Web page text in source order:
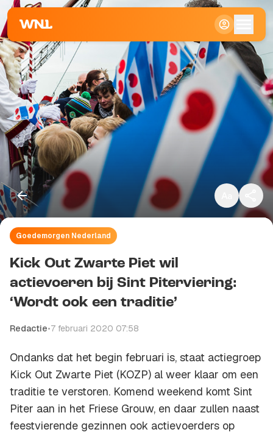
Klein
Standaard
Groot
Goedemorgen Nederland
Kick Out Zwarte Piet wil
actievoeren bij Sint Piterviering:
‘Wordt ook een traditie’
Redactie•7 februari 2020 07:58
Ondanks dat het begin februari is, staat actiegroep
Kick Out Zwarte Piet (KOZP) al weer klaar om een
traditie te verstoren. Komend weekend komt Sint
Piter aan in het Friese Grouw, en daar zullen naast
feestvierende gezinnen ook actievoerders op